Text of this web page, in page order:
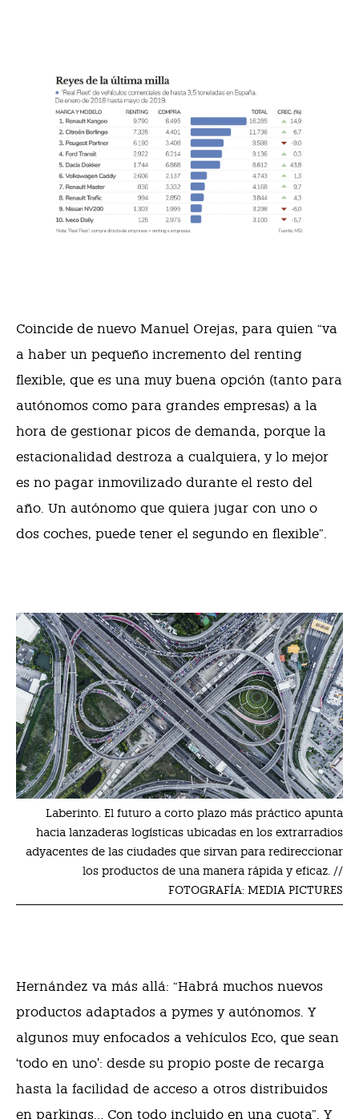
Coincide de nuevo Manuel Orejas, para quien “va
a haber un pequeño incremento del renting
flexible, que es una muy buena opción (tanto para
autónomos como para grandes empresas) a la
hora de gestionar picos de demanda, porque la
estacionalidad destroza a cualquiera, y lo mejor
es no pagar inmovilizado durante el resto del
año. Un autónomo que quiera jugar con uno o
dos coches, puede tener el segundo en flexible”.
Laberinto. El futuro a corto plazo más práctico apunta
hacia lanzaderas logísticas ubicadas en los extrarradios
adyacentes de las ciudades que sirvan para redireccionar
los productos de una manera rápida y eficaz. //
FOTOGRAFÍA: MEDIA PICTURES
Hernández va más allá: “Habrá muchos nuevos
productos adaptados a pymes y autónomos. Y
algunos muy enfocados a vehículos Eco, que sean
‘todo en uno’: desde su propio poste de recarga
hasta la facilidad de acceso a otros distribuidos
en parkings… Con todo incluido en una cuota”. Y